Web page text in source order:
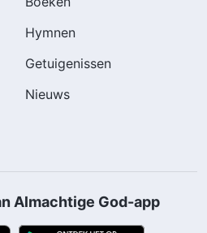
Hymnen
Getuigenissen
Nieuws
Almachtige God-app